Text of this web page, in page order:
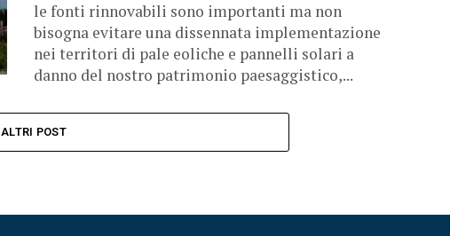
le fonti rinnovabili sono importanti ma non
bisogna evitare una dissennata implementazione
nei territori di pale eoliche e pannelli solari a
danno del nostro patrimonio paesaggistico,...
ALTRI POST